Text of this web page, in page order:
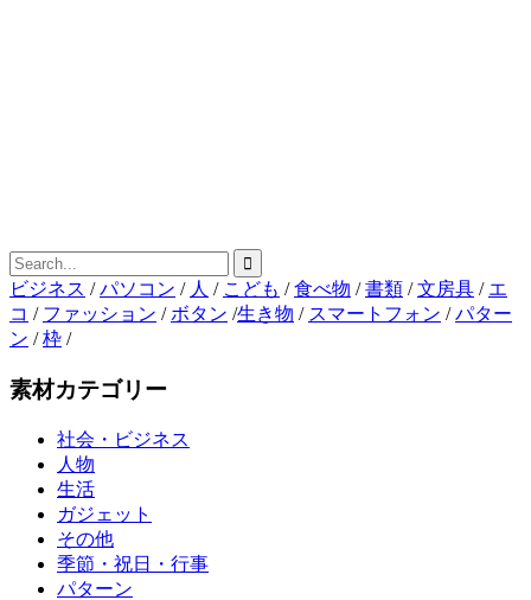
ビジネス /パソコン / 人 / こども /食べ物 /書類 /文房具 / エ
コ / ファッション / ボタン /生き物 / スマートフォン /パター
ン /枠 /
素材カテゴリー
社会・ビジネス
人物
生活
ガジェット
その他
季節・祝日・行事
パターン